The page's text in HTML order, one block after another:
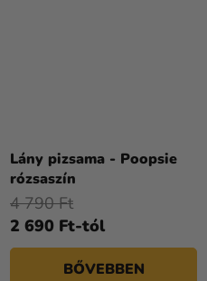
Lány pizsama - Poopsie
rózsaszín
2 690 Ft-tól
4 790 Ft
BŐVEBBEN